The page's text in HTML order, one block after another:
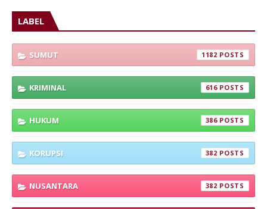
LABEL
SUMUT 1182
KRIMINAL 616
HUKUM 386
KORUPSI 382
NUSANTARA 382